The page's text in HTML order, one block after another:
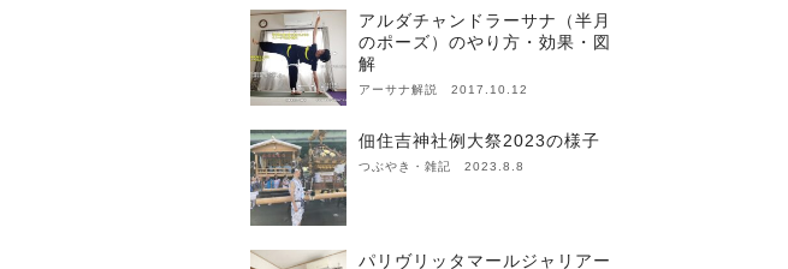
アルダチャンドラーサナ（半月
のポーズ）のやり方・効果・図
解
アーサナ解説 2017.10.12
佃住吉神社例大祭2023の様子
つぶやき・雑記 2023.8.8
パリヴリッタマールジャリアー